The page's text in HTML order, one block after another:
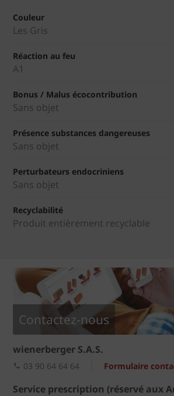
Couleur
Les Gris
Réaction au feu
A1
Bonus / Malus écocontribution
Sans objet
Présence substances dangereuses
Sans objet
Perturbateurs endocriniens
Sans objet
Recyclabilité
Produit entièrement recyclable
Contactez-nous
wienerberger S.A.S.
Formulaire
03 90 64 64 64
Service prescription (réservé aux